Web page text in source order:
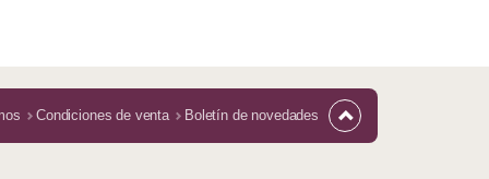
Condiciones de venta Boletín de novedades